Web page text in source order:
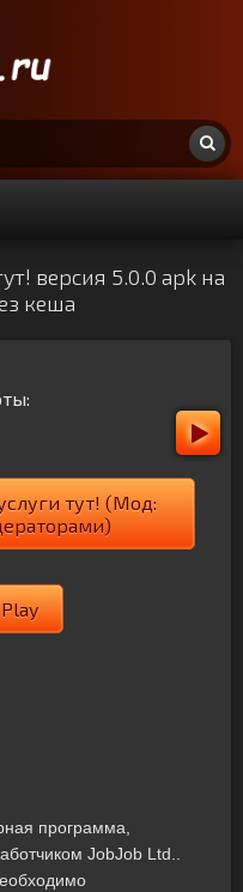
версия 5.0.0 apk на
кеша
тут! (Мод:
программа,
JobJob Ltd..